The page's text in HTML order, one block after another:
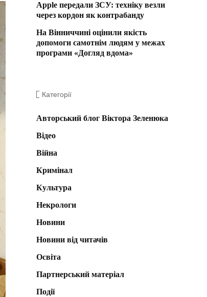
Apple передали ЗСУ: техніку везли
через кордон як контрабанду
На Вінниччині оцінили якість
допомоги самотнім людям у межах
програми «Догляд вдома»
Категорії
Авторський блог Віктора Зеленюка
Відео
Війна
Кримінал
Культура
Некрологи
Новини
Новини від читачів
Освіта
Партнерський матеріал
Події